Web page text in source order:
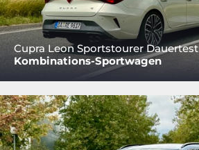
Cupra Leon Sportstourer Dauertest
Kombinations-Sportwagen